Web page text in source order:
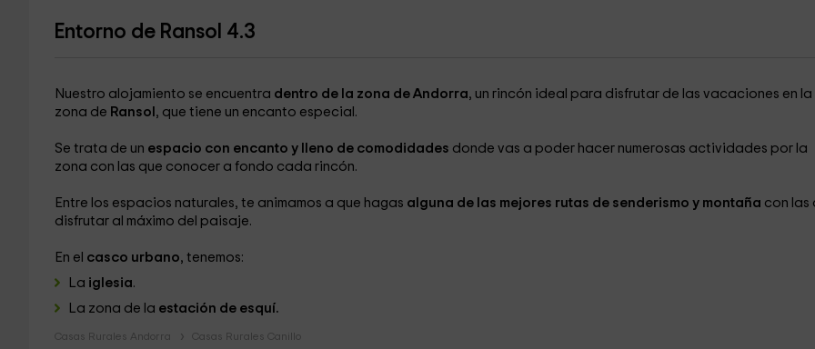
Entorno de Ransol 4.3
Nuestro alojamiento se encuentra dentro de la zona de Andorra, un rincón ideal para disfrutar de las vacaciones en la
zona de Ransol , que tiene un encanto especial.
Se trata de un espacio con encanto y lleno de comodidades donde vas a poder hacer numerosas actividades por la
zona con las que conocer a fondo cada rincón.
Entre los espacios naturales, te animamos a que hagas alguna de las mejores rutas de senderismo y montaña con las
disfrutar al máximo del paisaje.
En el casco urbano, tenemos:
La iglesia.
La zona de la estación de esquí.
Casas Rurales Andorra Casas Rurales Canillo